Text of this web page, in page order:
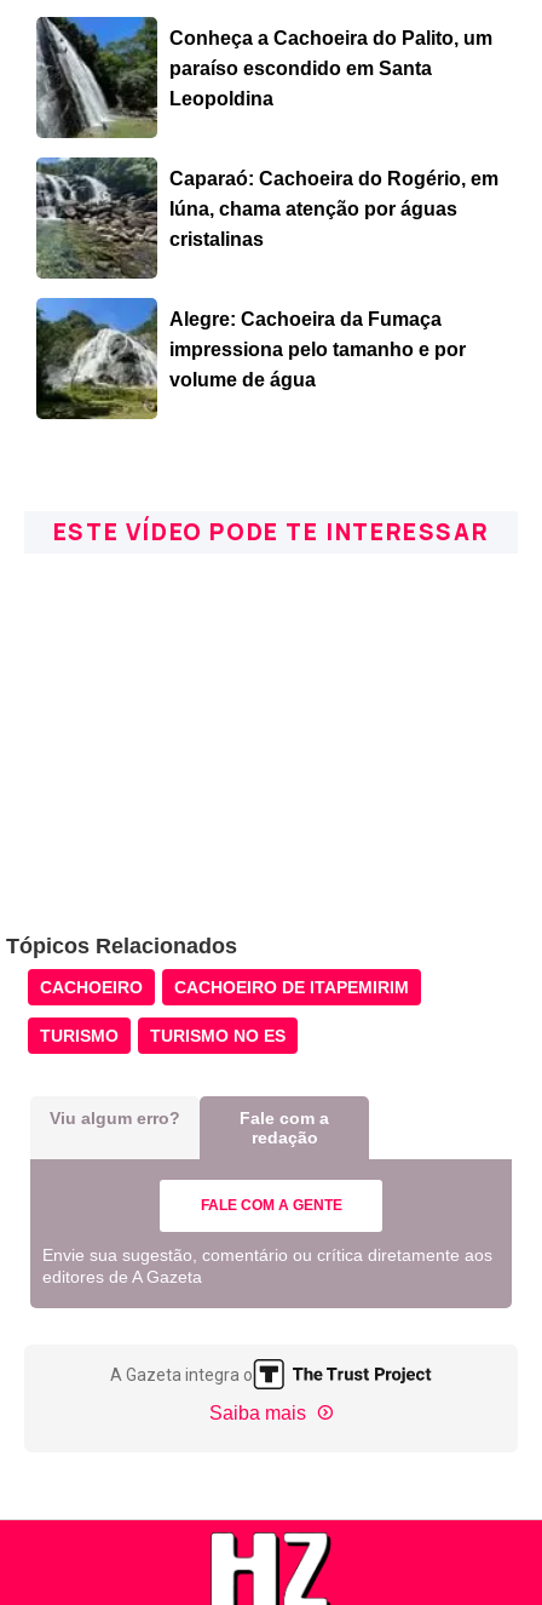
Conheça a Cachoeira do Palito, um
paraíso escondido em Santa
Leopoldina
Caparaó: Cachoeira do Rogério, em
Iúna, chama atenção por águas
cristalinas
Alegre: Cachoeira da Fumaça
impressiona pelo tamanho e por
volume de água
ESTE VÍDEO PODE TE INTERESSAR
Tópicos Relacionados
CACHOEIRO CACHOEIRO DE ITAPEMIRIM
TURISMO TURISMO NO ES
Viu algum erro?
Fale com a
redação
FALE COM A GENTE
Envie sua sugestão, comentário ou crítica diretamente aos
editores de A Gazeta
A Gazeta integra o
Saiba mais